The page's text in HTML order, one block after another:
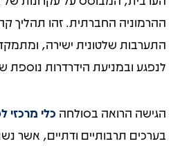
ההרמוניה החברתית. זהו תהליך
התערבות שלטונית ישירה,
לנפגע ובמניעת הידרדרות נוספת
הגישה הרואה בסולחה כלי מרכזי
בערכים תרבותיים ודתיים, אשר